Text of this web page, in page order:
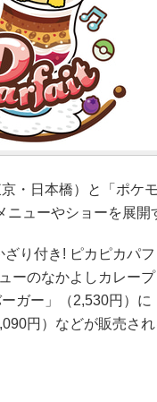
・日本橋）と「ポケ
ューやショーを展開
り付き! ピカピカパフ
ーのなかよしカレープ
ガー」（2,530円）に
円）などが販売され